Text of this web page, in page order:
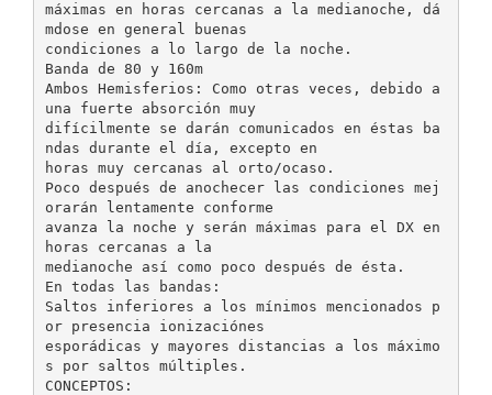
máximas en horas cercanas a la medianoche, dá
mdose en general buenas
condiciones a lo largo de la noche.
Banda de 80 y 160m
Ambos Hemisferios: Como otras veces, debido a
una fuerte absorción muy
difícilmente se darán comunicados en éstas ba
ndas durante el día, excepto en
horas muy cercanas al orto/ocaso.
Poco después de anochecer las condiciones mej
orarán lentamente conforme
avanza la noche y serán máximas para el DX en
horas cercanas a la
medianoche así como poco después de ésta.
En todas las bandas:
Saltos inferiores a los mínimos mencionados p
or presencia ionizaciónes
esporádicas y mayores distancias a los máximo
s por saltos múltiples.
CONCEPTOS: